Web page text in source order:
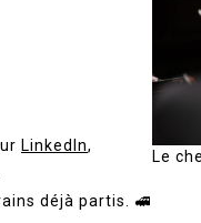
Le
LinkedIn,
déjà partis. 🚅